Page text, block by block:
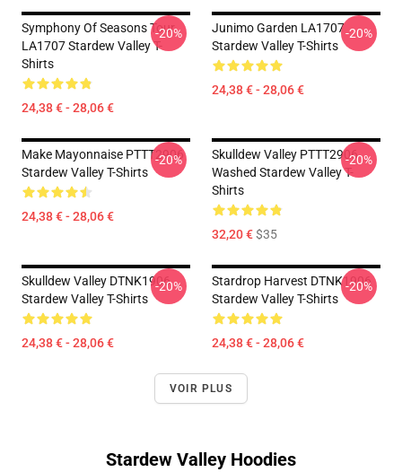
Symphony Of Seasons Tour
LA1707 Stardew Valley T-
Shirts
24,38 € - 28,06 €
-20%
Junimo Garden LA1707
Stardew Valley T-Shirts
24,38 € - 28,06 €
-20%
Make Mayonnaise PTTT2906
Stardew Valley T-Shirts
24,38 € - 28,06 €
-20%
Skulldew Valley PTTT2906
Washed Stardew Valley T-
Shirts
32,20 €$35
-20%
Skulldew Valley DTNK1906
Stardew Valley T-Shirts
24,38 € - 28,06 €
-20%
Stardrop Harvest DTNK1906
Stardew Valley T-Shirts
24,38 € - 28,06 €
-20%
VOIR PLUS
Stardew Valley Hoodies